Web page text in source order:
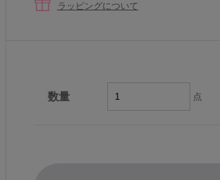
ラッピングについて
数量 点